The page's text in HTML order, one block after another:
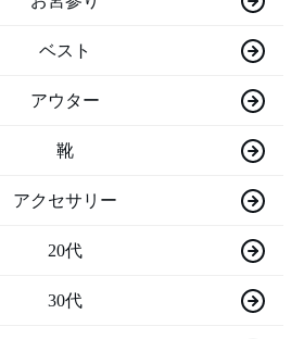
ベスト
アウター
靴
アクセサリー
20代
30代